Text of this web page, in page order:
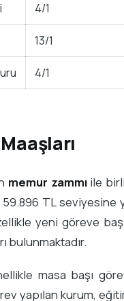
4/1
13/1
4/1
memur zammıile
59.896 TL seviyesine
yeni göreve
bulunmaktadır.
masa başı
yapılan kurum,